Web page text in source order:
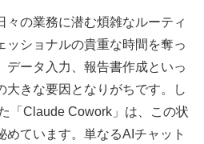
々の業務に潜む煩雑なルーティ
ッショナルの貴重な時間を奪っ
データ入力、報告書作成といっ
大きな要因となりがちです。し
「Claude Cowork」は、この状
ています。単なるAIチャット